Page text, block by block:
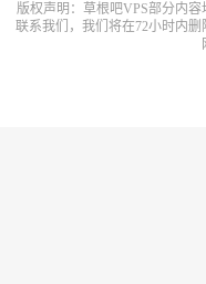
版权声明：草根吧VPS部分内
联系我们，我们将在72小时内删